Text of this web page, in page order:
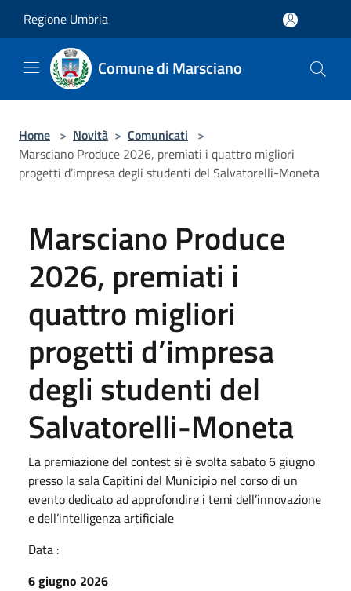
Regione Umbria
Comune di Marsciano
Home > Novità > Comunicati >
Marsciano Produce 2026, premiati i quattro migliori
progetti d’impresa degli studenti del Salvatorelli-Moneta
Marsciano Produce
2026, premiati i
quattro migliori
progetti d’impresa
degli studenti del
Salvatorelli-Moneta
La premiazione del contest si è svolta sabato 6 giugno
presso la sala Capitini del Municipio nel corso di un
evento dedicato ad approfondire i temi dell’innovazione
e dell’intelligenza artificiale
Data :
6 giugno 2026